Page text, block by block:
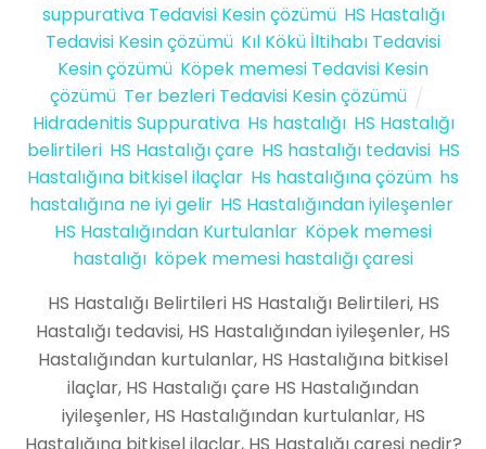
suppurativa Tedavisi Kesin çözümü, HS Hastalığı
Tedavisi Kesin çözümü Kıl Kökü İltihabı Tedavisi
Kesin çözümü Köpek memesi Tedavisi Kesin
çözümü, Ter bezleri Tedavisi Kesin çözümü
Hidradenitis Suppurativa, Hs hastalığı, HS Hastalığı
belirtileri, HS Hastalığı çare, HS hastalığı tedavisi, HS
Hastalığına bitkisel ilaçlar Hs hastalığına çözüm hs
hastalığına ne iyi gelir HS Hastalığından iyileşenler
HS Hastalığından Kurtulanlar Köpek memesi
hastalığı köpek memesi hastalığı çaresi
HS Hastalığı Belirtileri HS Hastalığı Belirtileri, HS
Hastalığı tedavisi, HS Hastalığından iyileşenler, HS
Hastalığından kurtulanlar, HS Hastalığına bitkisel
ilaçlar, HS Hastalığı çare HS Hastalığından
iyileşenler, HS Hastalığından kurtulanlar, HS
Hastalığına bitkisel ilaçlar, HS Hastalığı çaresi nedir?